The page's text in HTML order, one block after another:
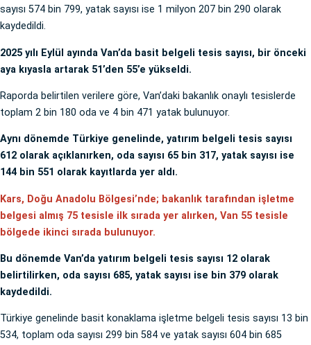
sayısı 574 bin 799, yatak sayısı ise 1 milyon 207 bin 290 olarak
kaydedildi.
2025 yılı Eylül ayında Van’da basit belgeli tesis sayısı, bir önceki
aya kıyasla artarak 51’den 55’e yükseldi.
Raporda belirtilen verilere göre, Van’daki bakanlık onaylı tesislerde
toplam 2 bin 180 oda ve 4 bin 471 yatak bulunuyor.
Aynı dönemde Türkiye genelinde, yatırım belgeli tesis sayısı
612 olarak açıklanırken, oda sayısı 65 bin 317, yatak sayısı ise
144 bin 551 olarak kayıtlarda yer aldı.
Kars, Doğu Anadolu Bölgesi’nde; bakanlık tarafından işletme
belgesi almış 75 tesisle ilk sırada yer alırken, Van 55 tesisle
bölgede ikinci sırada bulunuyor.
Bu dönemde Van’da yatırım belgeli tesis sayısı 12 olarak
belirtilirken, oda sayısı 685, yatak sayısı ise bin 379 olarak
kaydedildi.
Türkiye genelinde basit konaklama işletme belgeli tesis sayısı 13 bin
534, toplam oda sayısı 299 bin 584 ve yatak sayısı 604 bin 685